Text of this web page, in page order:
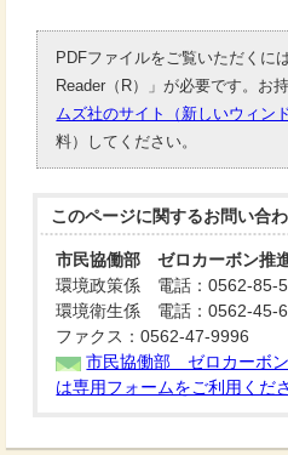
PDFファイルをご覧いただくに
Reader（R）」が必要です。お
ムズ社のサイト（新しいウィン
料）してください。
このページに関するお問い合
市民協働部 ゼロカーボン推
環境政策係 電話：0562-85-
環境衛生係 電話：0562-45-
ファクス：0562-47-9996
市民協働部 ゼロカーボ
は専用フォームをご利用くだ